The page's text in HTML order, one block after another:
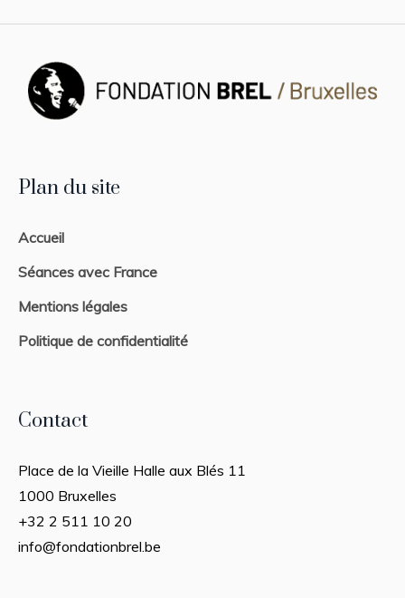
Plan du site
Accueil
Séances avec France
Mentions légales
Politique de confidentialité
Contact
Place de la Vieille Halle aux Blés 11
1000 Bruxelles
+32 2 511 10 20
info@fondationbrel.be